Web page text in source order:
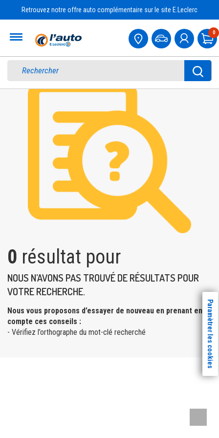
Retrouvez notre offre auto complémentaire sur le site E.Leclerc
0
0 résultat pour
NOUS N’AVONS PAS TROUVÉ DE RÉSULTATS POUR
VOTRE RECHERCHE.
Nous vous proposons d’essayer de nouveau en prenant en
compte ces conseils :
- Vérifiez l’orthographe du mot-clé recherché
Paramètrer les cookies